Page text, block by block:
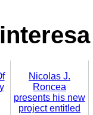
Nicolas J.
Roncea
presents his new
project entitled